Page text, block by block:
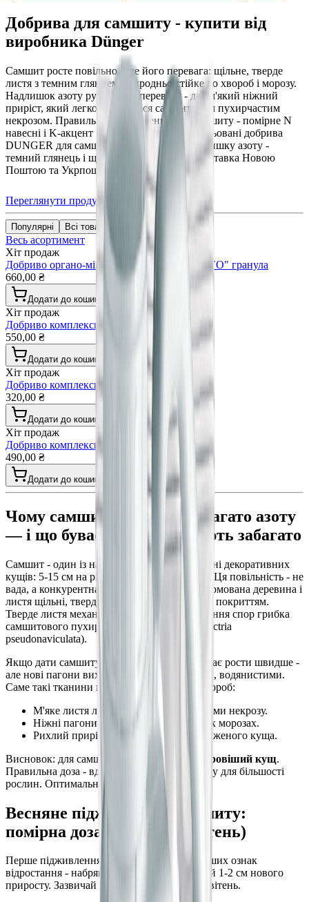
Добрива для самшиту - купити від
виробника Dünger
Самшит росте повільно, і це його перевага: щільне, тверде
листя з темним глянцем природньо стійке до хвороб і морозу.
Надлишок азоту руйнує цю перевагу - дає м'який ніжний
приріст, який легко вражається самшитовим пухирчастим
некрозом. Правильне підживлення для самшиту - помірне N
навесні і K-акцент влітку та восени. Гранульовані добрива
DUNGER для самшиту: без хлору, без надлишку азоту -
темний глянець і щільна форма щороку. Доставка Новою
Поштою та Укрпоштою по всій Україні.
Переглянути продукцію
Популярні Всі товари
Весь асортимент
Хіт продаж
Добриво органо-мінеральне "DÜNGER VIVO" гранула
660,00 ₴
Додати до кошика
Хіт продаж
Добриво комплексне універсальне гранула
550,00 ₴
Додати до кошика
Хіт продаж
Добриво комплексне газонні трави гранула
320,00 ₴
Додати до кошика
Хіт продаж
Добриво комплексне для картоплі гранула
490,00 ₴
Додати до кошика
Чому самшит не потребує багато азоту
— і що буває, коли його дають забагато
Самшит - один із найповільніших у зростанні декоративних
кущів: 5-15 см на рік у нормальних умовах. Ця повільність - не
вада, а конкурентна перевага: повільно сформована деревина і
листя щільні, тверді, з природним восковим покриттям.
Тверде листя механічно стійке до проникнення спор грибка
самшитового пухирчастого некрозу (Calonectria
pseudonaviculata).
Якщо дати самшиту багато азоту, він починає рости швидше -
але нові пагони виходять м'якими, ніжними, водянистими.
Саме такі тканини найбільш вразливі до хвороб:
М'яке листя легко пробивається спорами некрозу.
Ніжні пагони вимерзають при перших морозах.
Рихлий приріст деформує форму стриженого куща.
Висновок: для самшиту
менше азоту = здоровіший кущ.
Правильна доза - вдвічі менша за стандартну для більшості
рослин. Оптимальний pH ґрунту: 6,0-7,0.
Весняне підживлення самшиту:
помірна доза (березень-квітень)
Перше підживлення вносять при появі перших ознак
відростання - набрякання нирок або перший 1-2 см нового
приросту. Зазвичай це кінець березня або квітень.